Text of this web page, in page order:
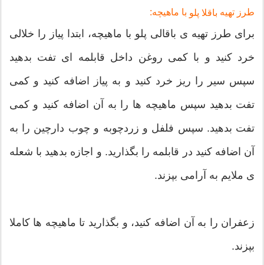
طرز تهیه باقلا پلو با ماهیچه:
برای طرز تهیه ی باقالی پلو با ماهیچه، ابتدا پیاز را خلالی
خرد کنید و با کمی روغن داخل قابلمه ای تفت بدهید
سپس سیر را ریز خرد کنید و به پیاز اضافه کنید و کمی
تفت بدهید سپس ماهیچه ها را به آن اضافه کنید و کمی
تفت بدهید. سپس فلفل و زردچوبه و چوب دارچین را به
آن اضافه کنید در قابلمه را بگذارید. و اجازه بدهید با شعله
ی ملایم به آرامی بپزند.
زعفران را به آن اضافه کنید، و بگذارید تا ماهیچه ها کاملا
بپزند.